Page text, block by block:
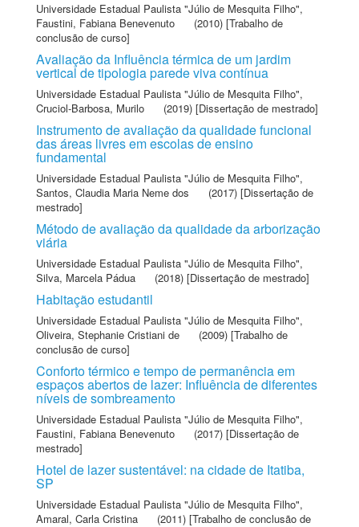
Universidade Estadual Paulista "Júlio de Mesquita Filho",
Faustini, Fabiana Benevenuto
(2010) [Trabalho de
conclusão de curso]
Avaliação da Influência térmica de um jardim
vertical de tipologia parede viva contínua
Universidade Estadual Paulista "Júlio de Mesquita Filho",
Cruciol-Barbosa, Murilo
(2019) [Dissertação de mestrado]
Instrumento de avaliação da qualidade funcional
das áreas livres em escolas de ensino
fundamental
Universidade Estadual Paulista "Júlio de Mesquita Filho",
Santos, Claudia Maria Neme dos
(2017) [Dissertação de
mestrado]
Método de avaliação da qualidade da arborização
viária
Universidade Estadual Paulista "Júlio de Mesquita Filho",
Silva, Marcela Pádua
(2018) [Dissertação de mestrado]
Habitação estudantil
Universidade Estadual Paulista "Júlio de Mesquita Filho",
Oliveira, Stephanie Cristiani de
(2009) [Trabalho de
conclusão de curso]
Conforto térmico e tempo de permanência em
espaços abertos de lazer: Influência de diferentes
níveis de sombreamento
Universidade Estadual Paulista "Júlio de Mesquita Filho",
Faustini, Fabiana Benevenuto
(2017) [Dissertação de
mestrado]
Hotel de lazer sustentável: na cidade de Itatiba,
SP
Universidade Estadual Paulista "Júlio de Mesquita Filho",
Amaral, Carla Cristina
(2011) [Trabalho de conclusão de